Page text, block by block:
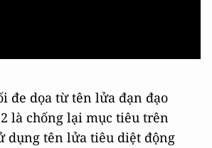
đe dọa từ tên lửa đạn đạo
là chống lại mục tiêu trên
dụng tên lửa tiêu diệt động